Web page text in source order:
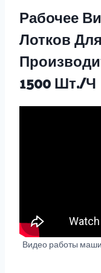
Рабочее
Лотков
1500 Шт./ч
Видео работы